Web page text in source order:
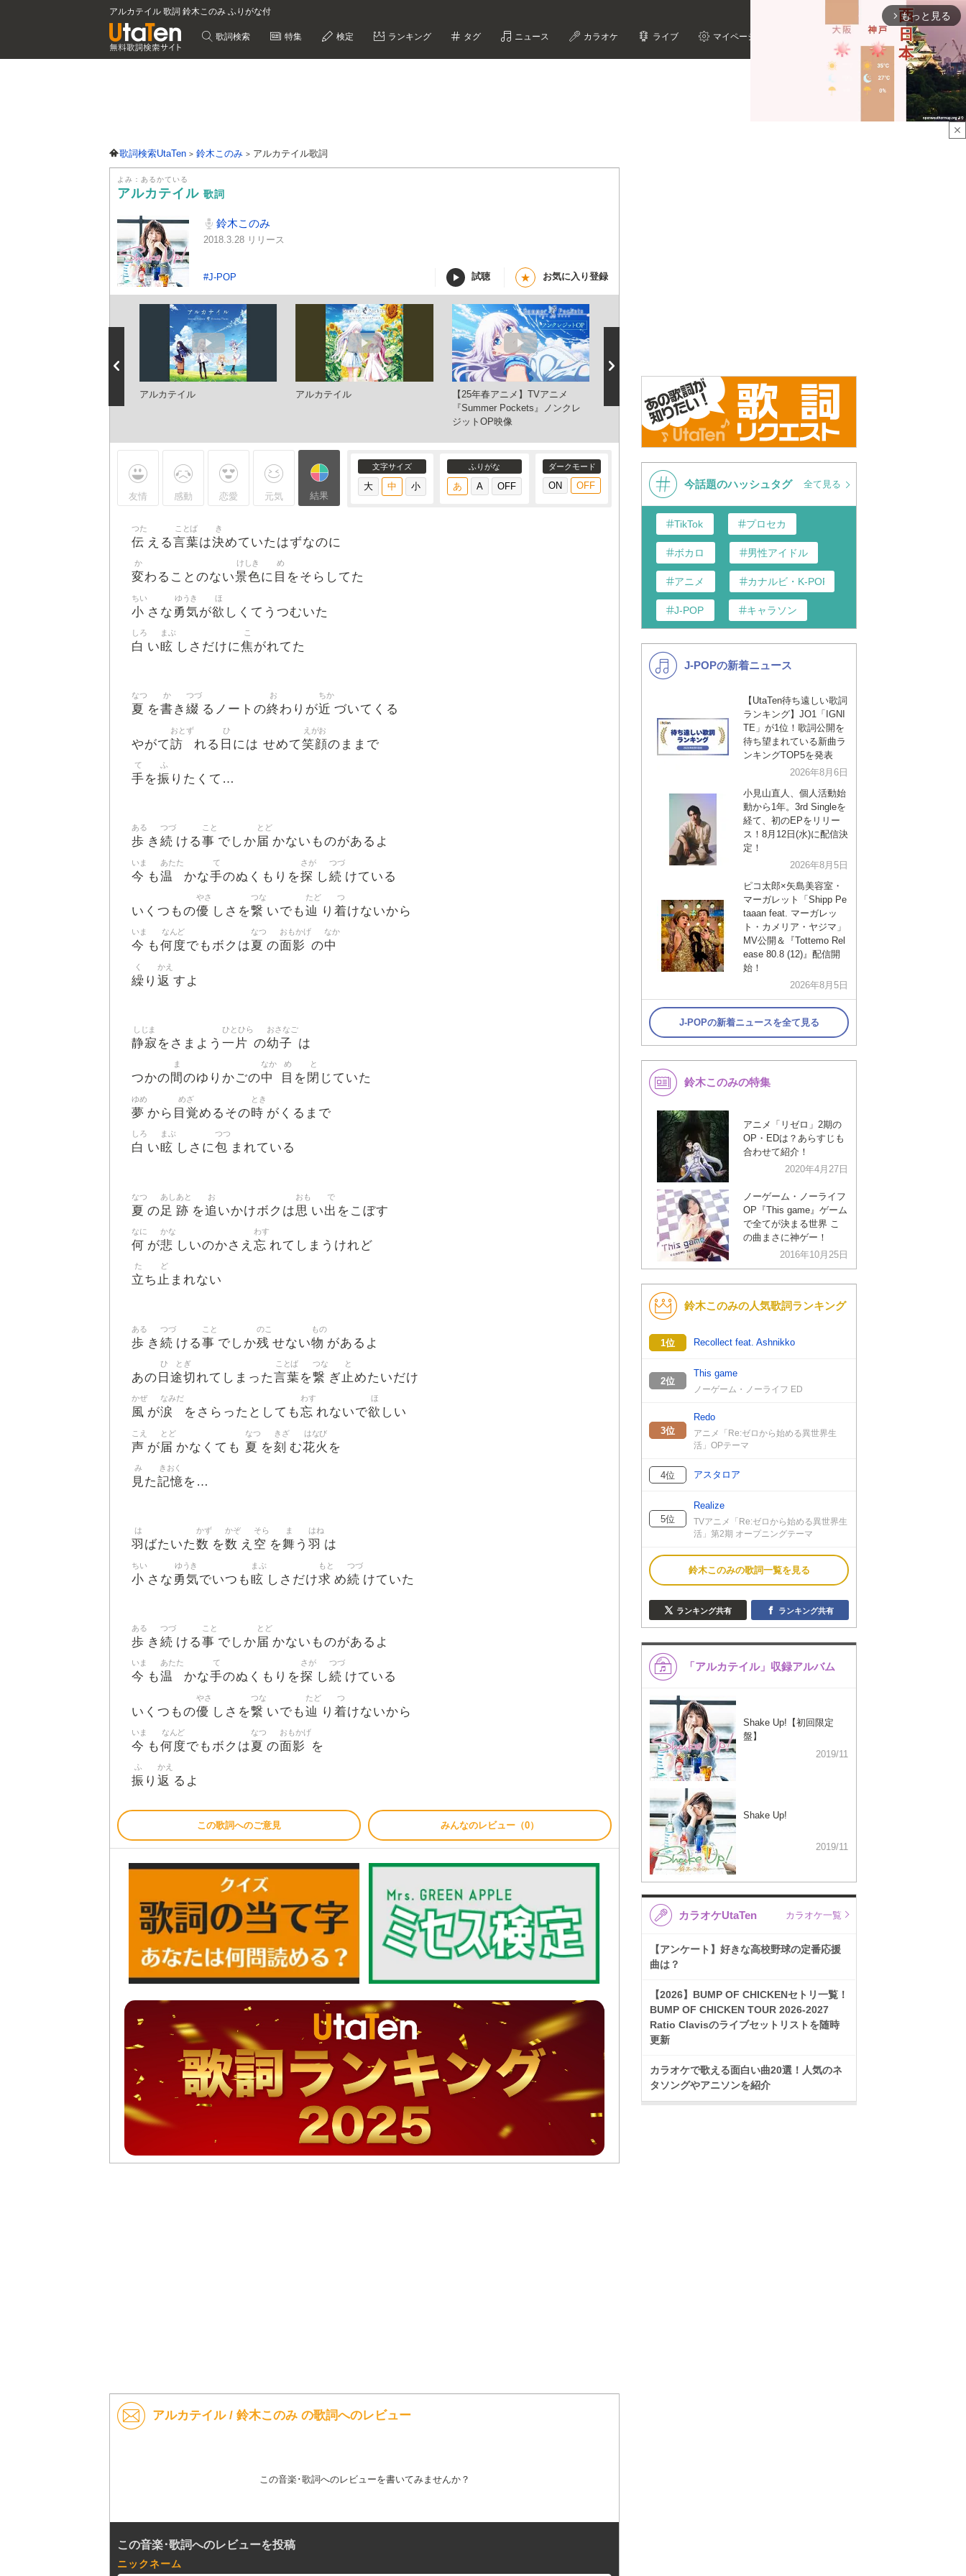
アルカテイル 歌詞 鈴木このみ ふりがな付
歌詞検索 特集 検定 ランキング タグ ニュース カラオケ ライブ マイページ
歌詞検索UtaTen 鈴木このみ アルカテイル歌詞
よみ：あるかている
アルカテイル 歌詞
鈴木このみ
2018.3.28 リリース
#J-POP 試聴 ★ お気に入り登録
アルカテイル アルカテイル
【25年春アニメ】TVアニメ
『Summer Pockets』ノンクレ
ジットOP映像
Summer Pockets OP Full 「ア
ルカテイル」／ 鈴木このみ
【Onボーカル カラオケ歌詞
full】アルカテイル ／ Summer
Pockets OP ／ 鈴木このみ
友情 感動 恋愛 元気 結果
文字サイズ ふりがな ダークモード
伝
つた
える言葉
ことば
は決
き
めていたはずなのに
変
か
わることのない景色
けしき
に 目
め
をそらしてた
小
ちい
さな 勇気
ゆうき
が欲
ほ
しくてうつむいた
白
しろ
い眩
まぶ
しさだけに焦
こ
がれてた
夏
なつ
を書
か
き 綴
つづ
るノートの終
お
わりが近
ちか
づいてくる
やがて訪
おとず
れる 日
ひ
には せめて笑顔
えがお
のままで
手
て
を振
ふ
りたくて…
歩
ある
き 続
つづ
ける事
こと
でしか届
とど
かないものがあるよ
今
いま
も温
あたた
かな手
て
のぬくもりを探
さが
し続
つづ
けている
いくつもの優
やさ
しさを繋
つな
いでも辿
たど
り 着
つ
けないから
今
いま
も何度
なんど
でもボクは夏
なつ
の面影
おもかげ
の中
なか
繰
く
り 返
かえ
すよ
静寂
しじま
をさまよう 一片
ひとひら
の幼子
おさなご
は
つかの間
ま
のゆりかごの中
なか
目
め
を 閉
と
じていた
夢
ゆめ
から 目覚
めざ
めるその時
とき
がくるまで
白
しろ
い眩
まぶ
しさに包
つつ
まれている
夏
なつ
の足
あし
跡
あと
を追
お
いかけボクは思
おも
い出
で
をこぼす
何
なに
が悲
かな
しいのかさえ 忘
わす
れてしまうけれど
立
た
ち止
ど
まれない
歩
ある
き 続
つづ
ける事
こと
でしか残
のこ
せない物
もの
があるよ
あの 日
ひ
途切
とぎ
れてしまった言葉
ことば
を繋
つな
ぎ止
と
めたいだけ
風
かぜ
が涙
なみだ
をさらったとしても忘
わす
れないで欲
ほ
しい
声
こえ
が届
とど
かなくても 夏
なつ
を刻
きざ
む花火
はなび
を
見
み
た記憶
きおく
を…
羽
は
ばたいた数
かず
を数
かぞ
え 空
そら
を舞
ま
う 羽
はね
は
小
ちい
さな 勇気
ゆうき
でいつも眩
まぶ
しさだけ求
もと
め続
つづ
けていた
歩
ある
き 続
つづ
ける事
こと
でしか届
とど
かないものがあるよ
今
いま
も温
あたた
かな手
て
のぬくもりを探
さが
し続
つづ
けている
いくつもの優
やさ
しさを繋
つな
いでも辿
たど
り 着
つ
けないから
今
いま
も何度
なんど
でもボクは夏
なつ
の面影
おもかげ
を
振
ふ
り 返
かえ
るよ
この歌詞へのご意見 みんなのレビュー（0）
アルカテイル / 鈴木このみ の歌詞へのレビュー
この音楽･歌詞へのレビューを書いてみませんか？
この音楽･歌詞へのレビューを投稿
ニックネーム
close
arrow_forward_ios もっと見る
今話題のハッシュタグ 全て見る
TikTok プロセカ
ボカロ 男性アイドル
アニメ カナルビ・K-POP和訳
J-POP キャラソン
K-POP バンド
洋楽
ディズニー
J-POPの新着ニュース
【UtaTen待ち遠しい歌詞
ランキング】JO1「IGNI
TE」が1位！歌詞公開を
待ち望まれている新曲ラ
ンキングTOP5を発表
2026年8月6日
小見山直人、個人活動始
動から1年。3rd Singleを
経て、初のEPをリリー
ス！8月12日(水)に配信決
定！
2026年8月5日
ピコ太郎×矢島美容室・
マーガレット「Shipp Pe
taaan feat. マーガレッ
ト・カメリア・ヤジマ」
MV公開＆『Tottemo Rel
ease 80.8 (12)』配信開
始！
2026年8月5日
J-POPの新着ニュースを全て見る
鈴木このみの特集
アニメ「リゼロ」2期の
OP・EDは？あらすじも
合わせて紹介！
2020年4月27日
ノーゲーム・ノーライフ
OP『This game』ゲーム
で全てが決まる世界 こ
の曲まさに神ゲー！
2016年10月25日
鈴木このみの人気歌詞ランキング
1位 Recollect feat. Ashnikko
2位
This game
ノーゲーム・ノーライフ ED
3位
Redo
アニメ「Re:ゼロから始める異世界生
活」OPテーマ
4位 アスタロア
5位
Realize
TVアニメ「Re:ゼロから始める異世界生
活」第2期 オープニングテーマ
鈴木このみの歌詞一覧を見る
ランキング共有 ランキング共有
「アルカテイル」収録アルバム
Shake Up!【初回限定
盤】
2019/11
Shake Up!
2019/11
カラオケUtaTen カラオケ一覧
【アンケート】好きな高校野球の定番応援
曲は？
【2026】BUMP OF CHICKENセトリ一覧！
BUMP OF CHICKEN TOUR 2026-2027
Ratio Clavisのライブセットリストを随時
更新
カラオケで歌える面白い曲20選！人気のネ
タソングやアニソンを紹介